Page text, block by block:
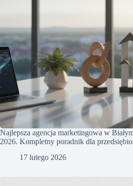
Najlepsza agencja marketingowa w
2026. Kompletny poradnik dla
17 lutego 2026